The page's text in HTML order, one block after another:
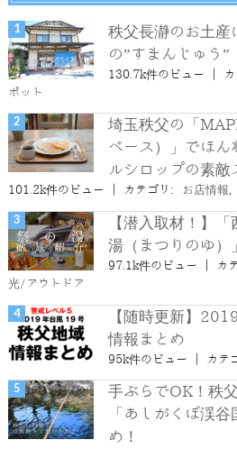
秩父長瀞のお土産
の”すまんじゅう”
130.7k件のビュー
ポット
埼玉秩父の「
ベース）」でほ
ルシロップの素敵
101.2k件のビュー カテゴリ: お店情報,
【潜入取材！】
湯（まつりのゆ）
97.1k件のビュー カ
光/アウトドア
【随時更新】
情報まとめ
95k件のビュー カテ
手ぶらでOK！秩
「あしがくぼ渓
め！